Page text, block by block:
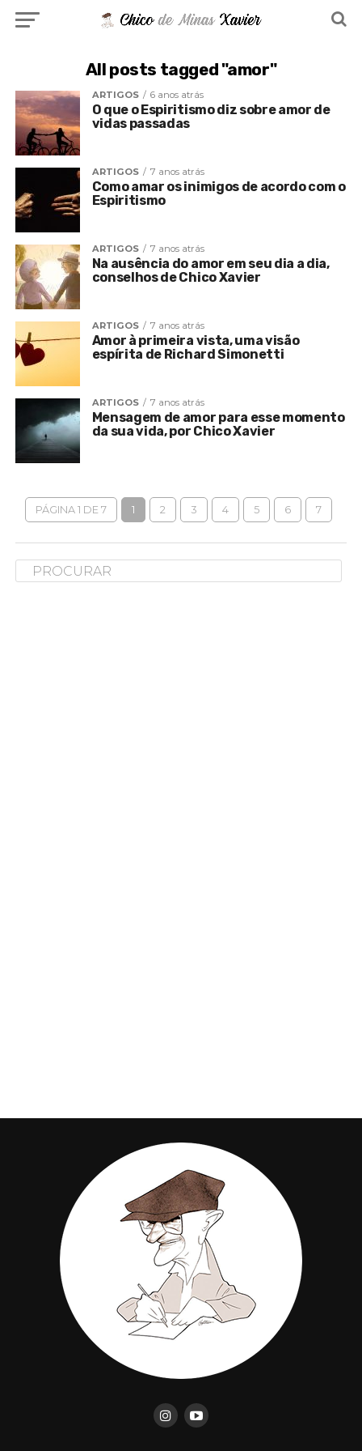
All posts tagged "amor"
ARTIGOS 6 anos atrás
O que o Espiritismo diz sobre amor de
vidas passadas
ARTIGOS 7 anos atrás
Como amar os inimigos de acordo com o
Espiritismo
ARTIGOS 7 anos atrás
Na ausência do amor em seu dia a dia,
conselhos de Chico Xavier
ARTIGOS 7 anos atrás
Amor à primeira vista, uma visão
espírita de Richard Simonetti
ARTIGOS 7 anos atrás
Mensagem de amor para esse momento
da sua vida, por Chico Xavier
PÁGINA 1 DE 7 1 2 3 4 5 6 7